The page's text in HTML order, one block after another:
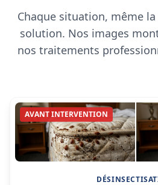
Chaque situation, même
solution. Nos images
nos traitements
AVANT INTERVENTION